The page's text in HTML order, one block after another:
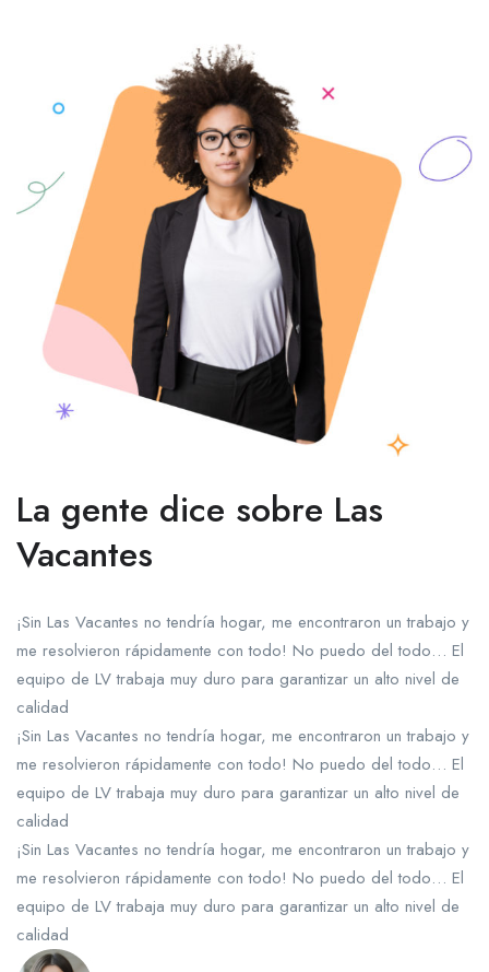
La gente dice sobre Las
Vacantes
¡Sin Las Vacantes no tendría hogar, me encontraron un trabajo y
me resolvieron rápidamente con todo! No puedo del todo… El
equipo de LV trabaja muy duro para garantizar un alto nivel de
calidad
¡Sin Las Vacantes no tendría hogar, me encontraron un trabajo y
me resolvieron rápidamente con todo! No puedo del todo… El
equipo de LV trabaja muy duro para garantizar un alto nivel de
calidad
¡Sin Las Vacantes no tendría hogar, me encontraron un trabajo y
me resolvieron rápidamente con todo! No puedo del todo… El
equipo de LV trabaja muy duro para garantizar un alto nivel de
calidad